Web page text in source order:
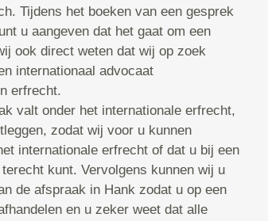
Tijdens het boeken van een gesprek
u aangeven dat het gaat om een
ook direct weten dat wij op zoek
internationaal advocaat
erfrecht.
valt onder het internationale erfrecht,
zodat wij voor u kunnen
internationale erfrecht of dat u bij een
kunt. Vervolgens kunnen wij u
de afspraak in Hank zodat u op een
en u zeker weet dat alle